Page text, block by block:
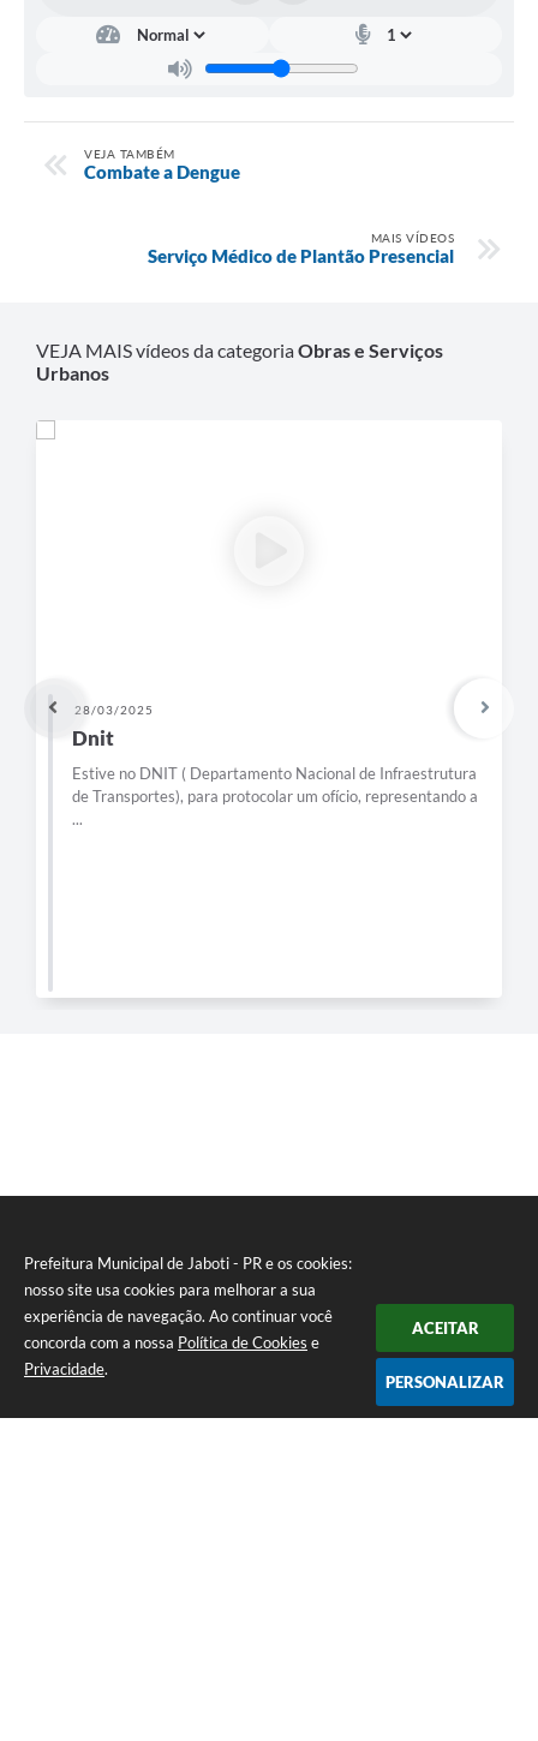
Prefeitura Municipal de Jaboti - PR e os cookies:
nosso site usa cookies para melhorar a sua
experiência de navegação. Ao continuar você
concorda com a nossa Política de Cookies e
Privacidade.
ACEITAR
PERSONALIZAR
VEJA TAMBÉM
Combate a Dengue
MAIS VÍDEOS
Serviço Médico de Plantão Presencial
VEJA MAIS vídeos da categoriaObras e Serviços
Urbanos
28/03/2025
Dnit
Estive no DNIT ( Departamento Nacional de Infraestrutura
de Transportes), para protocolar um ofício, representando a
...